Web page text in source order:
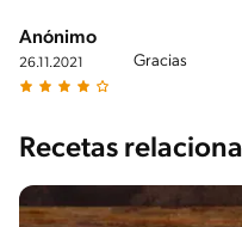
Anónimo
26.11.2021 Gracias
Recetas